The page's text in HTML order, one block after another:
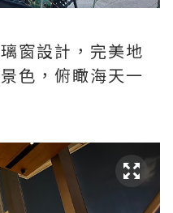
窗設計，完美地
色，俯瞰海天一